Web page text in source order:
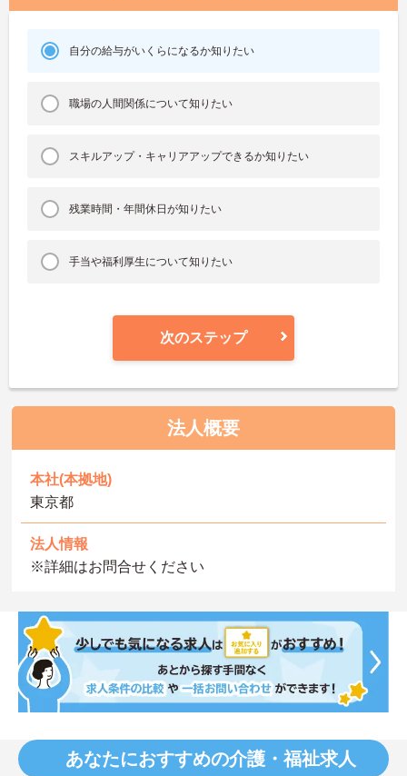
自分の給与がいくらになるか知りたい
職場の人間関係について知りたい
スキルアップ・キャリアアップできるか知りたい
残業時間・年間休日が知りたい
手当や福利厚生について知りたい
次のステップ
法人概要
本社(本拠地)
東京都
法人情報
※詳細はお問合せください
あなたにおすすめの介護・福祉求人